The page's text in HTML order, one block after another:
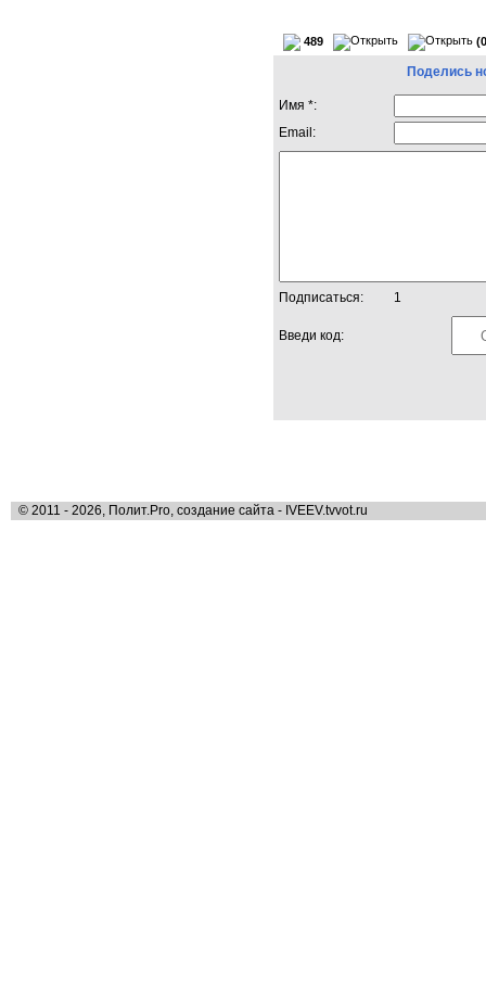
489
Поделись
Имя *:
Email:
Подписаться: 1
Введи код:
© 2011 - 2026, Полит.Pro, создание сайта - IVEEV.tvvot.ru